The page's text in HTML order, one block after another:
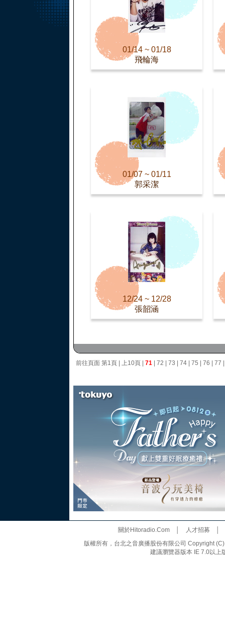
01/14 ~ 01/18
飛輪海
01/07 ~ 01/11
郭采潔
12/24 ~ 12/28
張韶涵
前往頁面 第1頁 上10頁 71 72 73 74 75 76 77
關於Hitoradio.Com│ 人才招募
版權所有，台北之音廣播股份有限公司 Copyright
建議瀏覽器版本 IE 7.0以上